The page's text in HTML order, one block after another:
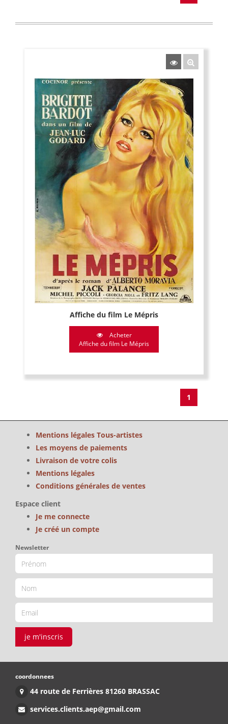
Affiche du film Le Mépris
Acheter
Affiche du film Le Mépris
1
Mentions légales Tous-artistes
Les moyens de paiements
Livraison de votre colis
Mentions légales
Conditions générales de ventes
Espace client
Je me connecte
Je créé un compte
Newsletter
je m'inscris
coordonnees
44 route de Ferrières 81260 BRASSAC
services.clients.aep@gmail.com